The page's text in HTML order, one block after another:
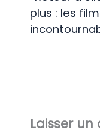
plus : les
Laisser